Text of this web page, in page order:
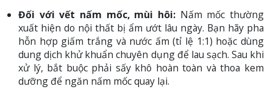
Đối với vết nấm mốc, mùi hôi: Nấm mốc thường
xuất hiện do nội thất bị ẩm ướt lâu ngày. Bạn hãy pha
hỗn hợp giấm trắng và nước ấm (tỉ lệ 1:1) hoặc dùng
dung dịch khử khuẩn chuyên dụng để lau sạch. Sau khi
xử lý, bắt buộc phải sấy khô hoàn toàn và thoa kem
dưỡng để ngăn nấm mốc quay lại.